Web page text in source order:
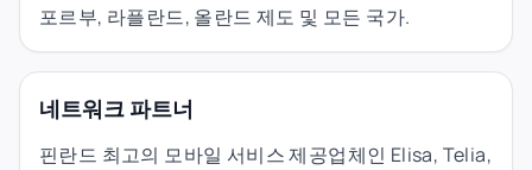
포르부, 라플란드, 올란드 제도 및 모든 국가.
네트워크 파트너
핀란드 최고의 모바일 서비스 제공업체인 Elisa, Telia,